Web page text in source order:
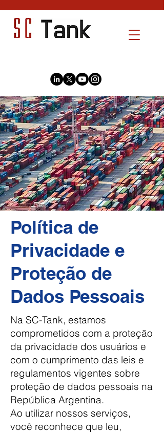
Política de
Privacidade e
Proteção de
Dados Pessoais
Na SC-Tank, estamos
comprometidos com a proteção
da privacidade dos usuários e
com o cumprimento das leis e
regulamentos vigentes sobre
proteção de dados pessoais na
República Argentina.
Ao utilizar nossos serviços,
você reconhece que leu,